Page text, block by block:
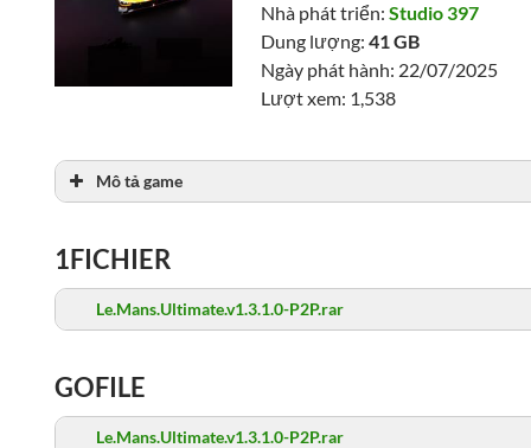
Nhà phát triển:Studio 397
Dung lượng:41 GB
Ngày phát hành: 22/07/2025
Lượt xem: 1,538
Mô tả game
1FICHIER
Le.Mans.Ultimate.v1.3.1.0-P2P.rar
GOFILE
Le.Mans.Ultimate.v1.3.1.0-P2P.rar